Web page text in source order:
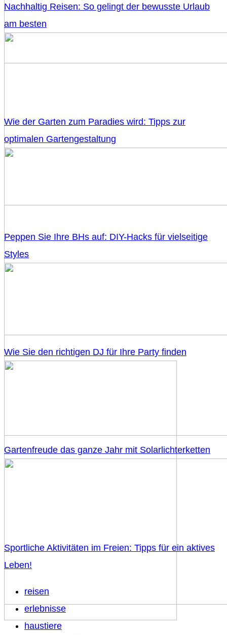
Nachhaltig Reisen: So gelingt der bewusste Urlaub
am besten
Wie der Garten zum Paradies wird: Tipps zur
optimalen Gartengestaltung
Peppen Sie Ihre BHs auf: DIY-Hacks für vielseitige
Styles
Wie Sie den richtigen DJ für Ihre Party finden
Gartenfreude das ganze Jahr mit Solarlichterketten
Sportliche Aktivitäten im Freien: Tipps für ein aktives
Leben!
reisen
erlebnisse
haustiere